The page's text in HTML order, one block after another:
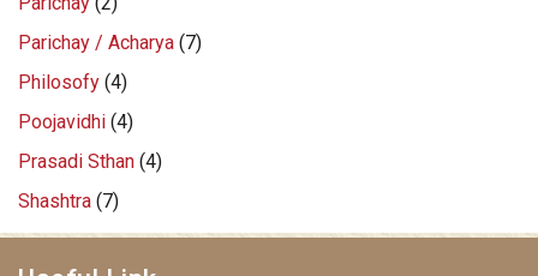
Parichay / Acharya (7)
Philosofy (4)
Poojavidhi (4)
Prasadi Sthan (4)
Shashtra (7)